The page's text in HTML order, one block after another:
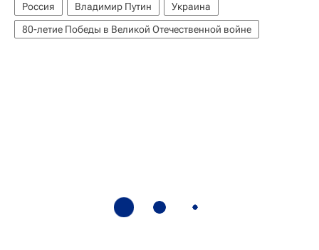
Россия
Владимир Путин
Украина
80-летие Победы в Великой Отечественной войне